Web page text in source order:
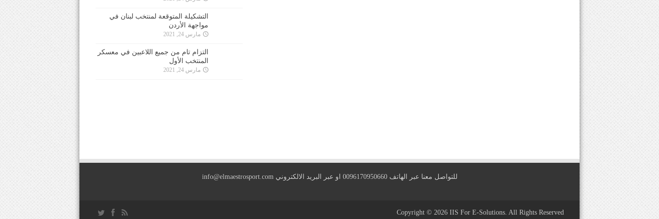
التشكيلة المتوقعة لمنتخب لبنان في
مواجهة الأردن
مارس 24, 2021
التزام تام من جميع اللاعبين في معسكر
المنتخب الأول
مارس 24, 2021
للتواصل معنا عبر الهاتف 0096170950660 او عبر البريد الالكتروني info@elmaestrosport.com
Copyright © 2026 IIS For E-Solutions. All Rights Reserved